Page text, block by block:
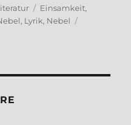
Schlagwörter
Einsamkeit,
, Lyrik, Nebel